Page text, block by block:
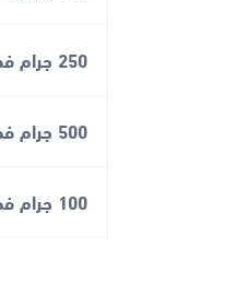
250 جرام فضة
500 جرام فضة
100 جرام فضة